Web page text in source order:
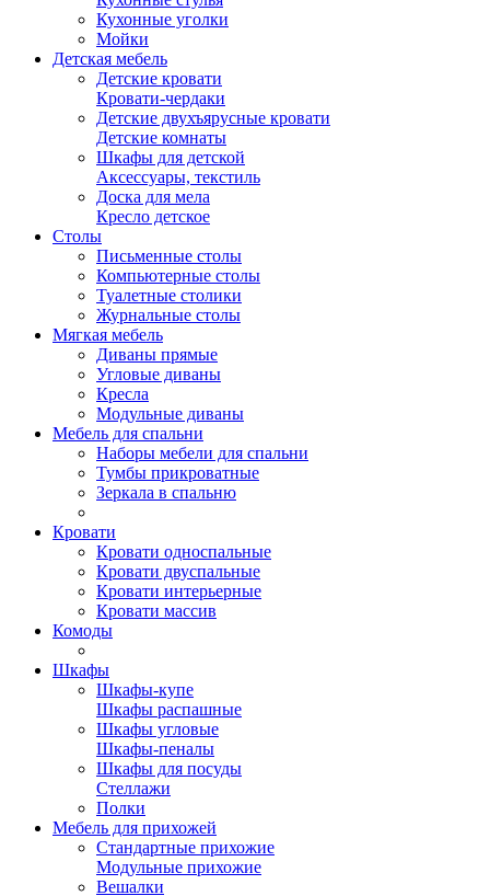
Кухонные уголки
Мойки
Детская мебель
Детские кровати
Кровати-чердаки
Детские двухъярусные кровати
Детские комнаты
Шкафы для детской
Аксессуары, текстиль
Доска для мела
Кресло детское
Столы
Письменные столы
Компьютерные столы
Туалетные столики
Журнальные столы
Мягкая мебель
Диваны прямые
Угловые диваны
Кресла
Модульные диваны
Мебель для спальни
Наборы мебели для спальни
Тумбы прикроватные
Зеркала в спальню
Кровати
Кровати односпальные
Кровати двуспальные
Кровати интерьерные
Кровати массив
Комоды
Шкафы
Шкафы-купе
Шкафы распашные
Шкафы угловые
Шкафы-пеналы
Шкафы для посуды
Стеллажи
Полки
Мебель для прихожей
Стандартные прихожие
Модульные прихожие
Вешалки